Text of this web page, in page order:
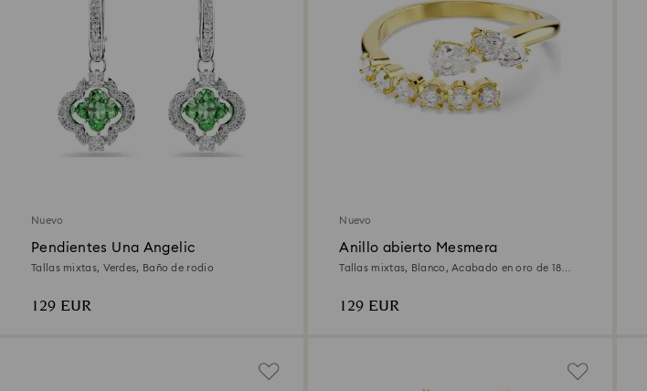
Nuevo
Pendientes Una Angelic
Tallas mixtas, Verdes, Baño de rodio
129 EUR
Nuevo
Anillo abierto Mesmera
Tallas mixtas, Blanco, Acabado en oro de 18
129 EUR